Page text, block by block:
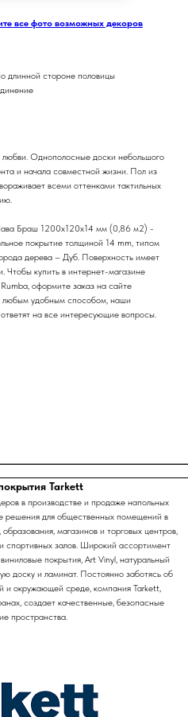
все фото возможных декоров
длинной стороне половицы
Однополосные доски небольшого
и начала совместной жизни. Пол из
всеми оттенками тактильных
Браш 1200х120х14 мм (0,86 м2) -
покрытие толщиной 14 mm, типом
дерева – Дуб. Поверхность имеет
Чтобы купить в интернет-магазине
оформите заказ на сайте
любым удобным способом, наши
на все интересующие вопросы.
Tarkett
в производстве и продаже напольных
решения для общественных помещений в
магазинов и торговых центров,
спортивных залов. Широкий ассортимент
покрытия, Art Vinyl, натуральный
доску и ламинат. Постоянно заботясь об
и окружающей среде, компания Tarkett,
создает качественные, безопасные
пространства.